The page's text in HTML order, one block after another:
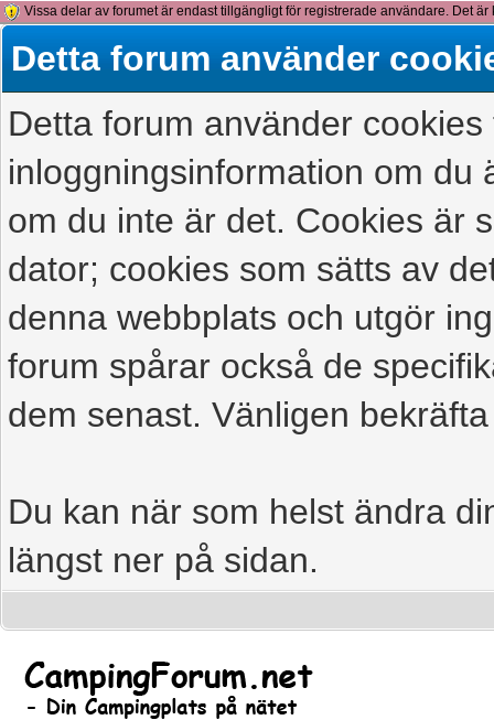
Vissa delar av forumet är endast tillgängligt för registrerade användare. Det
detta meddelande.
Detta forum använder
Detta forum använder
inloggningsinformation om du
om du inte är det. Cookies är
dator; cookies som sätts av
denna webbplats och utgör
forum spårar också de
dem senast. Vänligen
Du kan när som helst ändra
längst ner på sidan.